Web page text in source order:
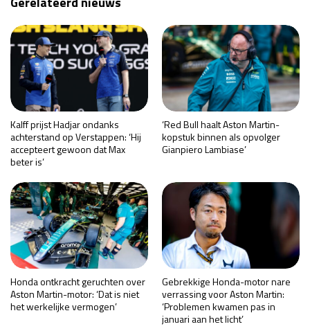
Kalff prijst Hadjar ondanks
achterstand op Verstappen: ‘Hij
accepteert gewoon dat Max
beter is’
‘Red Bull haalt Aston Martin-
kopstuk binnen als opvolger
Gianpiero Lambiase’
Honda ontkracht geruchten over
Aston Martin-motor: ‘Dat is niet
het werkelijke vermogen’
Gebrekkige Honda-motor nare
verrassing voor Aston Martin:
‘Problemen kwamen pas in
januari aan het licht’